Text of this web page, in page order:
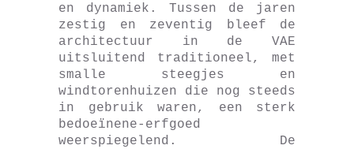
en dynamiek. Tussen de jaren
zestig en zeventig bleef de
architectuur in de VAE
uitsluitend traditioneel, met
smalle steegjes en
windtorenhuizen die nog steeds
in gebruik waren, een sterk
bedoeïnene-erfgoed
weerspiegelend. De